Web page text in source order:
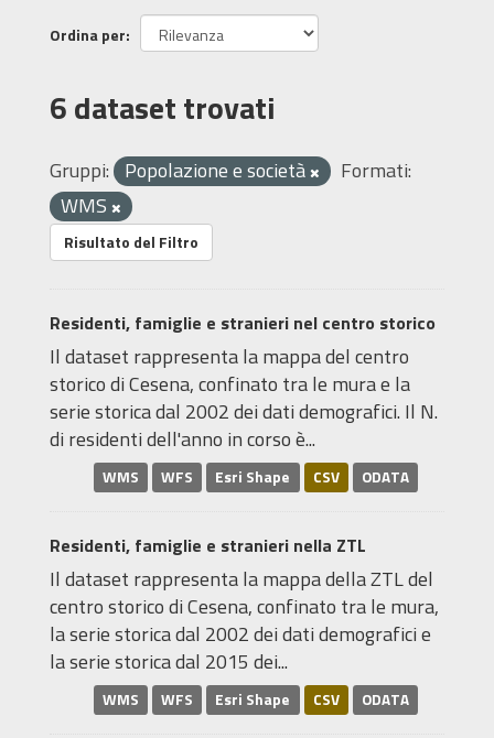
Ordina per
6 dataset trovati
Gruppi: Popolazione e società
Formati:
WMS
Risultato del Filtro
Residenti, famiglie e stranieri nel centro storico
Il dataset rappresenta la mappa del centro
storico di Cesena, confinato tra le mura e la
serie storica dal 2002 dei dati demografici. Il N.
di residenti dell'anno in corso è...
WMS WFS Esri Shape CSV ODATA
Residenti, famiglie e stranieri nella ZTL
Il dataset rappresenta la mappa della ZTL del
centro storico di Cesena, confinato tra le mura,
la serie storica dal 2002 dei dati demografici e
la serie storica dal 2015 dei...
WMS WFS Esri Shape CSV ODATA